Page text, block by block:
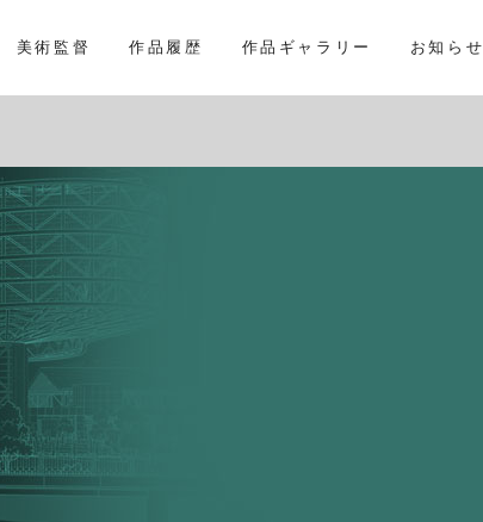
美術監督 作品履歴 作品ギャラリー お知らせ